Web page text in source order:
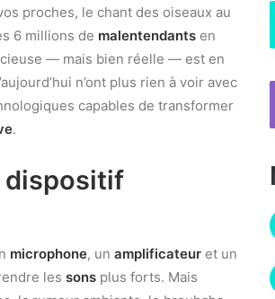
proches, le chant des oiseaux au
6 millions de malentendants en
— mais bien réelle — est en
n’ont plus rien à voir avec
capables de transformer
.
dispositif
microphone, un amplificateur et un
les sons plus forts. Mais